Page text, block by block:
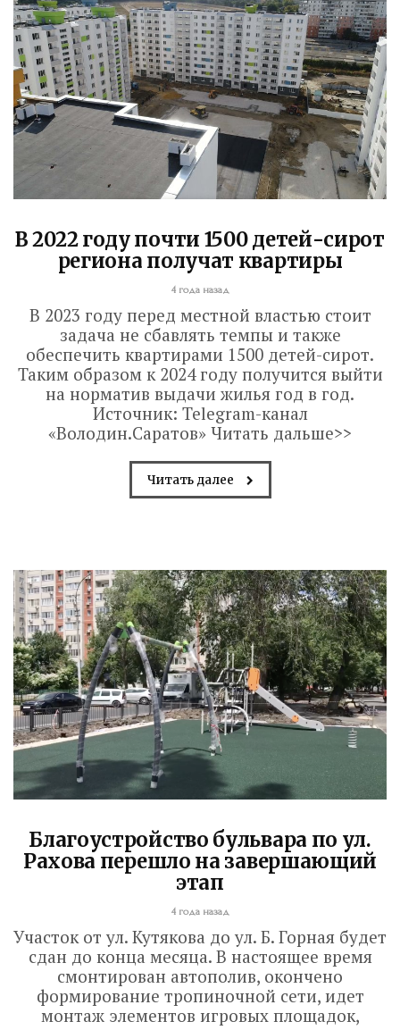
В 2022 году почти 1500 детей-сирот
региона получат квартиры
4 года назад
В 2023 году перед местной властью стоит
задача не сбавлять темпы и также
обеспечить квартирами 1500 детей-сирот.
Таким образом к 2024 году получится выйти
на норматив выдачи жилья год в год.
Источник: Telegram-канал
«Володин.Саратов» Читать дальше>>
Читать далее
Благоустройство бульвара по ул.
Рахова перешло на завершающий
этап
4 года назад
Участок от ул. Кутякова до ул. Б. Горная будет
сдан до конца месяца. В настоящее время
смонтирован автополив, окончено
формирование тропиночной сети, идет
монтаж элементов игровых площадок,